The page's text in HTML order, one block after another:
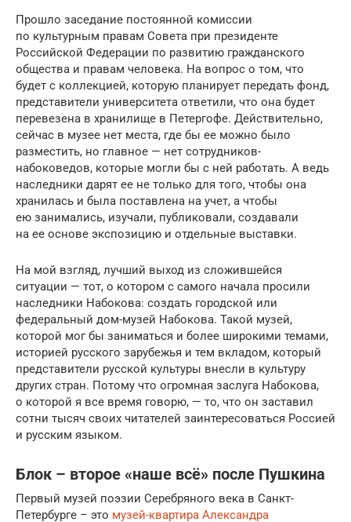
Прошло заседание постоянной комиссии
по культурным правам Совета при президенте
Российской Федерации по развитию гражданского
общества и правам человека. На вопрос о том, что
будет с коллекцией, которую планирует передать фонд,
представители университета ответили, что она будет
перевезена в хранилище в Петергофе. Действительно,
сейчас в музее нет места, где бы ее можно было
разместить, но главное — нет сотрудников-
набоковедов, которые могли бы с ней работать. А ведь
наследники дарят ее не только для того, чтобы она
хранилась и была поставлена на учет, а чтобы
ею занимались, изучали, публиковали, создавали
на ее основе экспозицию и отдельные выставки.
На мой взгляд, лучший выход из сложившейся
ситуации — тот, о котором с самого начала просили
наследники Набокова: создать городской или
федеральный дом-музей Набокова. Такой музей,
которой мог бы заниматься и более широкими темами,
историей русского зарубежья и тем вкладом, который
представители русской культуры внесли в культуру
других стран. Потому что огромная заслуга Набокова,
о которой я все время говорю, — то, что он заставил
сотни тысяч своих читателей заинтересоваться Россией
и русским языком.
Блок – второе «наше всё» после Пушкина
Первый музей поэзии Серебряного века в Санкт-
Петербурге – это музей-квартира Александра